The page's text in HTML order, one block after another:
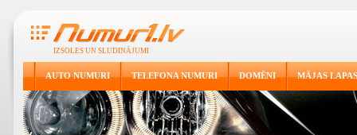
IZSOLES UN SLUDINĀJUMI
AUTO NUMURI TELEFONA NUMURI DOMĒNI MĀJAS LAPAS